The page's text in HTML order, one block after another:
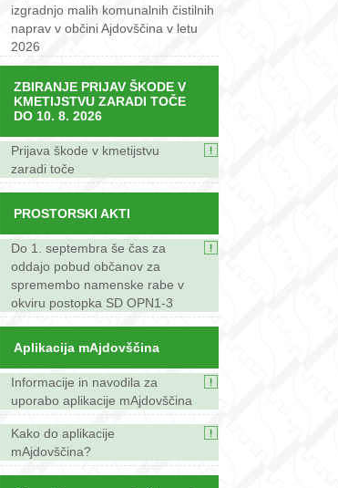
izgradnjo malih komunalnih čistilnih
naprav v občini Ajdovščina v letu
2026
ZBIRANJE PRIJAV ŠKODE V
KMETIJSTVU ZARADI TOČE
DO 10. 8. 2026
Prijava škode v kmetijstvu
zaradi toče
PROSTORSKI AKTI
Do 1. septembra še čas za
oddajo pobud občanov za
spremembo namenske rabe v
okviru postopka SD OPN1-3
Aplikacija mAjdovščina
Informacije in navodila za
uporabo aplikacije mAjdovščina
Kako do aplikacije
mAjdovščina?